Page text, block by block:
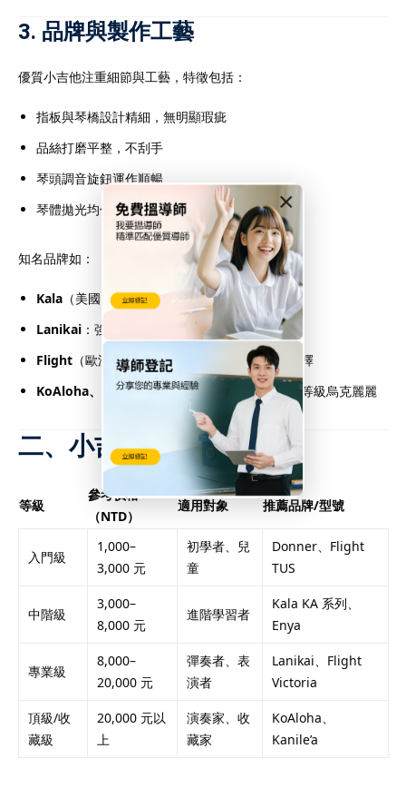
×
3. 品牌與製作工藝
優質小吉他注重細節與工藝，特徵包括：
指板與琴橋設計精細，無明顯瑕疵
品絲打磨平整，不刮手
琴頭調音旋鈕運作順暢
琴體拋光均勻，無膠痕或接縫明顯
知名品牌如：
Kala （美國）：中階以上選擇多，適合進階彈奏
Lanikai ：強調音色與設計，廣受演奏者喜愛
Flight （歐洲）：設計時尚，入門至高階皆有選擇
KoAloha、Kanile’a（夏威夷）：屬高階、專業等級烏克麗麗
二、小吉他等級對照表
等級
參考價格
（NTD）
適用對象 推薦品牌/型號
入門級
1,000–
3,000 元
初學者、兒
童
Donner、Flight
TUS
中階級
3,000–
8,000 元
進階學習者
Kala KA 系列、
Enya
專業級
8,000–
20,000 元
彈奏者、表
演者
Lanikai、Flight
Victoria
頂級/收
藏級
20,000 元以
上
演奏家、收
藏家
KoAloha、
Kanile’a